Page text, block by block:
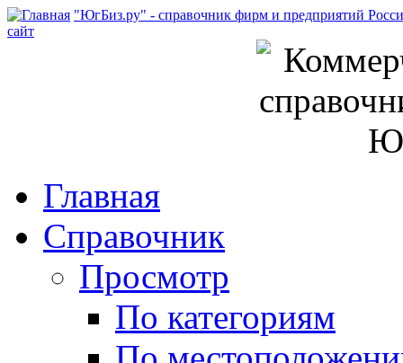
"ЮгБиз.ру" - справочник фирм и предприятий
сайт
Главная
Справочник
Просмотр
По категориям